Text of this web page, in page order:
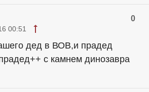
0
00:51
дед в ВОВ,и прадед
с камнем динозавра